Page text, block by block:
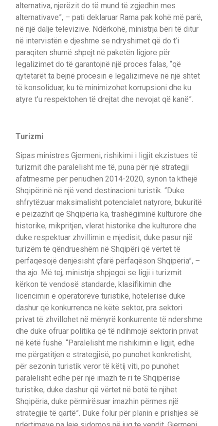
alternativa, njerëzit do të mund të zgjedhin mes
alternativave”, – pati deklaruar Rama pak kohë më parë,
në një dalje televizive. Ndërkohë, ministrja bëri të ditur
në intervistën e djeshme se ndryshimet që do t’i
paraqiten shumë shpejt në paketën ligjore për
legalizimet do të garantojnë një proces falas, “që
qytetarët ta bëjnë procesin e legalizimeve në një shtet
të konsoliduar, ku të minimizohet korrupsioni dhe ku
atyre t’u respektohen të drejtat dhe nevojat që kanë”.
Turizmi
Sipas ministres Gjermeni, rishikimi i ligjit ekzistues të
turizmit dhe paralelisht me të, puna për një strategji
afatmesme për periudhën 2014-2020, synon ta kthejë
Shqipërinë në një vend destinacioni turistik. “Duke
shfrytëzuar maksimalisht potencialet natyrore, bukuritë
e peizazhit që Shqipëria ka, trashëgiminë kulturore dhe
historike, mikpritjen, vlerat historike dhe kulturore dhe
duke respektuar zhvillimin e mjedisit, duke pasur një
turizëm të qëndrueshëm në Shqipëri që vërtet të
përfaqësojë denjësisht çfarë përfaqëson Shqipëria”, –
tha ajo. Më tej, ministrja shpjegoi se ligji i turizmit
kërkon të vendosë standarde, klasifikimin dhe
licencimin e operatorëve turistikë, hotelerisë duke
dashur që konkurrenca në këtë sektor, pra sektori
privat të zhvillohet në mënyrë konkurrente të ndershme
dhe duke ofruar politika që të ndihmojë sektorin privat
në këtë fushë. “Paralelisht me rishikimin e ligjit, edhe
me përgatitjen e strategjisë, po punohet konkretisht,
për sezonin turistik veror të këtij viti, po punohet
paralelisht edhe për një imazh të ri të Shqipërisë
turistike, duke dashur që vërtet në botë të njihet
Shqipëria, duke përmirësuar imazhin përmes një
strategjie të qartë”. Duke folur për planin e prishjes së